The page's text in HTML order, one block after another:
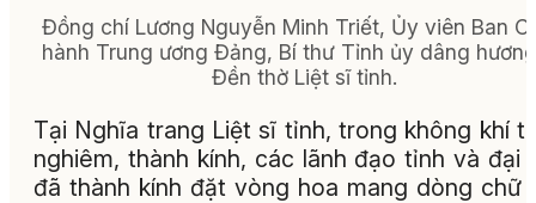
Đồng chí Lương Nguyễn Minh Triết, Ủy viên Ban
hành Trung ương Đảng, Bí thư Tỉnh ủy dâng
Đền thờ Liệt sĩ tỉnh.
Tại Nghĩa trang Liệt sĩ tỉnh, trong không khí
nghiêm, thành kính, các lãnh đạo tỉnh và đại
đã thành kính đặt vòng hoa mang dòng chữ